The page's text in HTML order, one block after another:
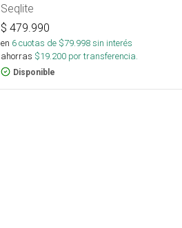
Seqlite
$ 479.990
en 6cuotas de $79.998sin interés
ahorras $19.200por transferencia.
Disponible